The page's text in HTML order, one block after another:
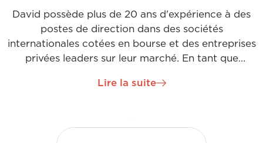
David possède plus de 20 ans d'expérience à des
postes de direction dans des sociétés
internationales cotées en bourse et des entreprises
privées leaders sur leur marché. En tant que
aspects de la fonction financière afin de soutenir
financières de l'entreprise sur plusieurs sites grâce
Lire la suite